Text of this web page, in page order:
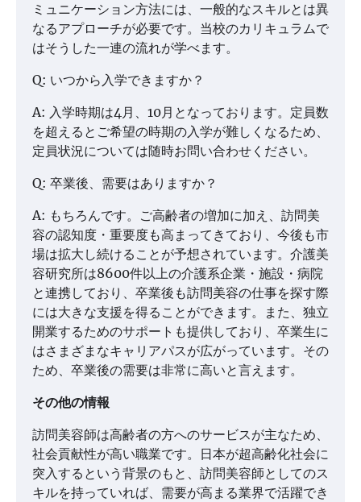
ミュニケーション方法には、一般的なスキルとは異
なるアプローチが必要です。当校のカリキュラムで
はそうした一連の流れが学べます。
Q: いつから入学できますか？
A: 入学時期は4月、10月となっております。定員数
を超えるとご希望の時期の入学が難しくなるため、
定員状況については随時お問い合わせください。
Q: 卒業後、需要はありますか？
A: もちろんです。ご高齢者の増加に加え、訪問美
容の認知度・重要度も高まってきており、今後も市
場は拡大し続けることが予想されています。介護美
容研究所は8600件以上の介護系企業・施設・病院
と連携しており、卒業後も訪問美容の仕事を探す際
には大きな支援を得ることができます。また、独立
開業するためのサポートも提供しており、卒業生に
はさまざまなキャリアパスが広がっています。その
ため、卒業後の需要は非常に高いと言えます。
その他の情報
訪問美容師は高齢者の方へのサービスが主なため、
社会貢献性が高い職業です。日本が超高齢化社会に
突入するという背景のもと、訪問美容師としてのス
キルを持っていれば、需要が高まる業界で活躍でき